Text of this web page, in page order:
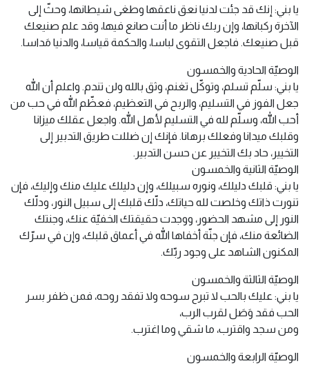
يا بني: إنك قد جئت لدنيا نعق ناعقها وطغى شيطانها، وحثّ إلى
الآخرة ركبانها، وإن ربك ناظر ما أنت صانع فيها، وقد علم صنيعك
قبل صنيعك. فاجعل التقوى لباسا، والحكمة قياسا، والدنيا مَداسا.
الوصيّة الحادية والخمسون
يا بني: سلّم تسلم، وتوكّل تغنم، وثق بالله ولن تندم. واعلم أن الله
جعل الفوز في التسليم، والربح في التعظيم، فعظّم الله في حب من
أحب الله، وسلّم لله في التسليم لأهل الله. واجعل عقلك ميزانا
وقلبك ميدانا وفعلك برهانا. فإنك إن ضللت طريق التدبير إلى
التخيير، حاد بك التخيير عن حسن التدبير.
الوصيّة الثانية والخمسون
يا بني: قلبك دليلك، ونوره سبيلك، وإن دليلك عليك منك وإليك، فإن
تنورت ذاتك وخلصت لله حياتك، دلّك قلبك إلى سبيل النور، ودلّك
النور إلى مشهد الحضور، ووجدت حقيقتك الخفيّة عنك، وجنتك
الضائعة منك، فإن جنّة أخفاها الله في أعماق قلبك، وإن في سرّك
المكنون الشاهد على وجود ربّك.
الوصيّة الثالثة والخمسون
يا بني: عليك بالحب لا تبرح سوحه ولا تفقد روحه، فمن ظفر بسر
الحب فقد وَصَل لقرب الرب،
ومن سجد واقترب، ما شقي وما اغترب.
الوصيّة الرابعة والخمسون